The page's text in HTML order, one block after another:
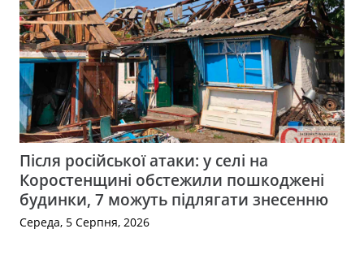
Після російської атаки: у селі на
Коростенщині обстежили пошкоджені
будинки, 7 можуть підлягати знесенню
Середа, 5 Серпня, 2026